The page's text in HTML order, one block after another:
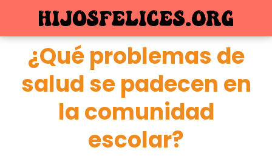
¿Qué problemas de
salud se padecen en
la comunidad
escolar?